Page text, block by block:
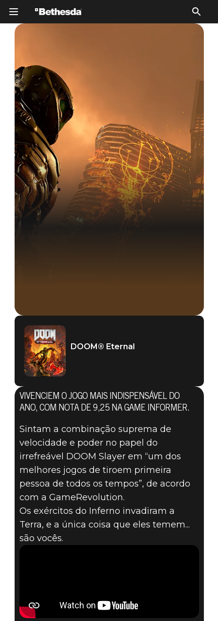
DOOM® Eternal
07 de maio de 2020
DOOM ETERNAL
– INFERNO
DESTRUÍDO
DOOM® Eternal
VIVENCIEM O JOGO MAIS INDISPENSÁVEL DO
ANO, COM NOTA DE 9,25 NA GAME INFORMER.
Sintam a combinação suprema de
velocidade e poder no papel do
irrefreável DOOM Slayer em “um dos
melhores jogos de tiroem primeira
pessoa de todos os tempos”, de acordo
com a GameRevolution.
Os exércitos do Inferno invadiram a
Terra, e a única coisa que eles temem...
são vocês.